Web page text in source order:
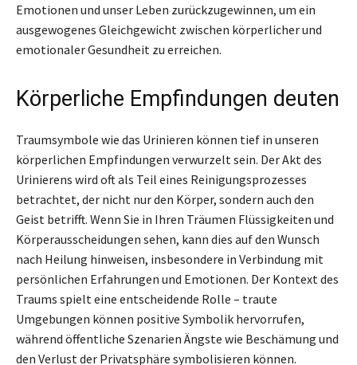
Emotionen und unser Leben zurückzugewinnen, um ein
ausgewogenes Gleichgewicht zwischen körperlicher und
emotionaler Gesundheit zu erreichen.
Körperliche Empfindungen deuten
Traumsymbole wie das Urinieren können tief in unseren
körperlichen Empfindungen verwurzelt sein. Der Akt des
Urinierens wird oft als Teil eines Reinigungsprozesses
betrachtet, der nicht nur den Körper, sondern auch den
Geist betrifft. Wenn Sie in Ihren Träumen Flüssigkeiten und
Körperausscheidungen sehen, kann dies auf den Wunsch
nach Heilung hinweisen, insbesondere in Verbindung mit
persönlichen Erfahrungen und Emotionen. Der Kontext des
Traums spielt eine entscheidende Rolle – traute
Umgebungen können positive Symbolik hervorrufen,
während öffentliche Szenarien Ängste wie Beschämung und
den Verlust der Privatsphäre symbolisieren können.